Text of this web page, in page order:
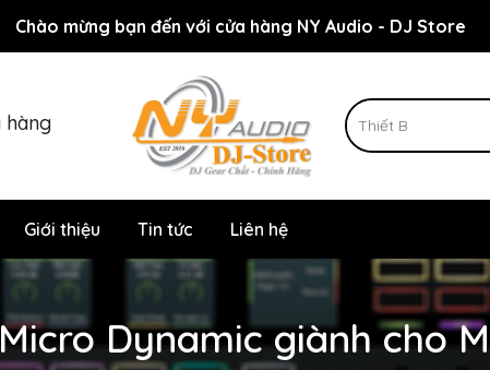
Chào mừng bạn đến với cửa hàng NY Audio - DJ Store
nhiều ưu đãi và chương trình khuyến mãi đang chờ đợi bạn
hàng
Giới thiệu Tin tức Liên hệ
Dynamic giành cho